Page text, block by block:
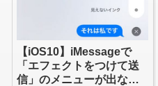
【iOS10】iMessageで
「エフェクトをつけて送
信」のメニューが出ない